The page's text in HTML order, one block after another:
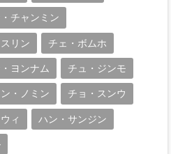
チャンミン
リン チェ・ボムホ
ヨンナム チュ・ジンモ
・ノミン チョ・スンウ
ィ ハン・サンジン